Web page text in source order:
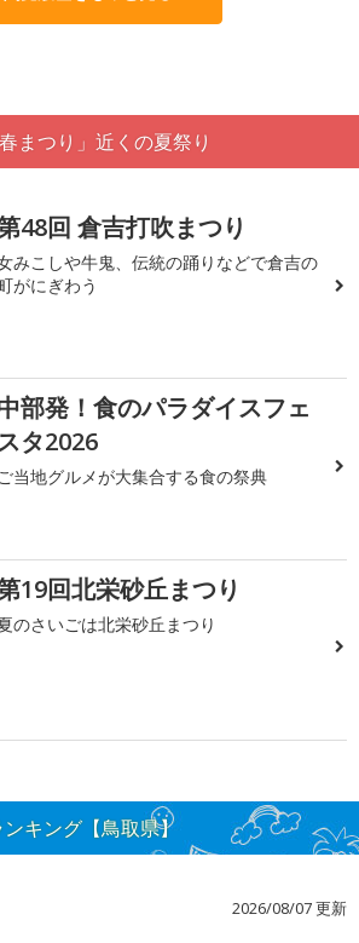
まつり」近くの夏祭り
48回 倉吉打吹まつり
みこしや牛鬼、伝統の踊りなどで倉吉の
がにぎわう
部発！食のパラダイスフェ
タ2026
当地グルメが大集合する食の祭典
19回北栄砂丘まつり
のさいごは北栄砂丘まつり
キング【鳥取県】
2026/08/07 更新